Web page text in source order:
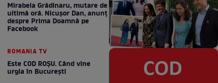
Mirabela Grădinaru, mutare de
ultimă oră. Nicuşor Dan, anunţ
despre Prima Doamnă pe
Facebook
ROMANIA TV
Este COD ROŞU. Când vine
urgia în Bucureşti